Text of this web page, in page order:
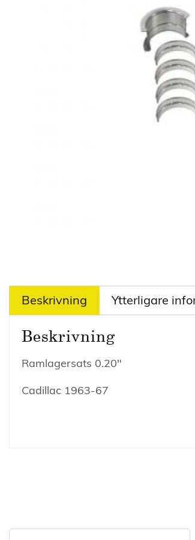
Beskrivning Ytterligare
Beskrivning
Ramlagersats 0.20″
Cadillac 1963-67